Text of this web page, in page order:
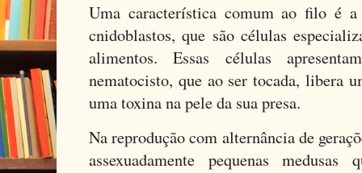
Uma característica comum ao filo é
cnidoblastos, que são células
alimentos. Essas células
nematocisto, que ao ser tocada, libera
uma toxina na pele da sua presa.
Na reprodução com alternância de
assexuadamente pequenas